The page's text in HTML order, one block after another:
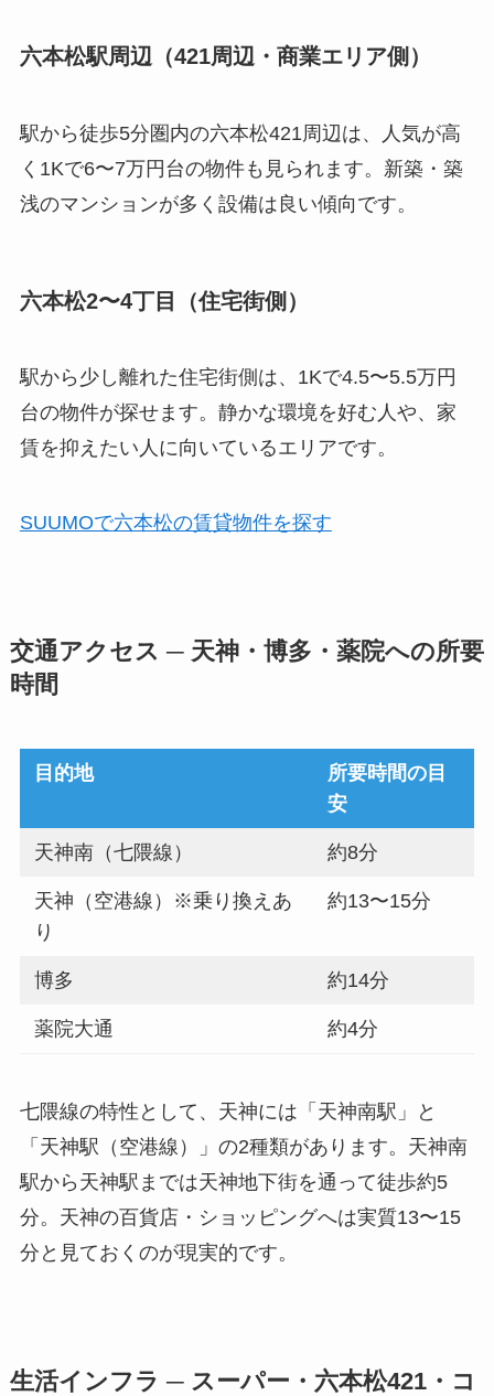
六本松駅周辺（421周辺・商業エリア側）
駅から徒歩5分圏内の六本松421周辺は、人気が高
く1Kで6〜7万円台の物件も見られます。新築・築
浅のマンションが多く設備は良い傾向です。
六本松2〜4丁目（住宅街側）
駅から少し離れた住宅街側は、1Kで4.5〜5.5万円
台の物件が探せます。静かな環境を好む人や、家
賃を抑えたい人に向いているエリアです。
SUUMOで六本松の賃貸物件を探す
交通アクセス ─ 天神・博多・薬院への所要
時間
目的地
所要時間の目
安
天神南（七隈線） 約8分
天神（空港線）※乗り換えあ
り
約13〜15分
博多 約14分
薬院大通 約4分
七隈線の特性として、天神には「天神南駅」と
「天神駅（空港線）」の2種類があります。天神南
駅から天神駅までは天神地下街を通って徒歩約5
分。天神の百貨店・ショッピングへは実質13〜15
分と見ておくのが現実的です。
生活インフラ ─ スーパー・六本松421・コ